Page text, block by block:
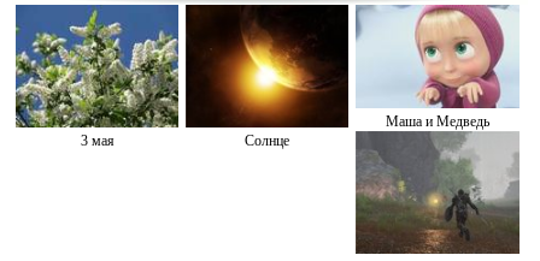
3 мая Солнце
Маша и Медведь